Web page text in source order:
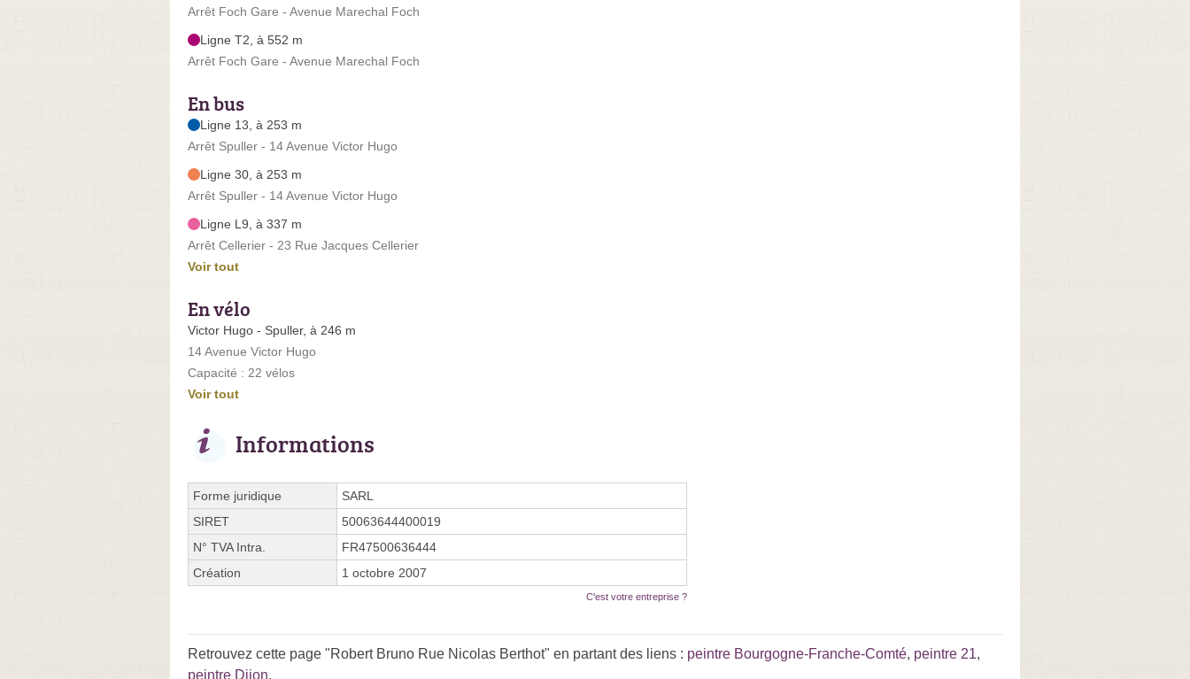
Arrêt Foch Gare - Avenue Marechal Foch
Ligne T2, à 552 m
Arrêt Foch Gare - Avenue Marechal Foch
En bus
Ligne 13, à 253 m
Arrêt Spuller - 14 Avenue Victor Hugo
Ligne 30, à 253 m
Arrêt Spuller - 14 Avenue Victor Hugo
Ligne L9, à 337 m
Arrêt Cellerier - 23 Rue Jacques Cellerier
Voir tout
En vélo
Victor Hugo - Spuller, à 246 m
14 Avenue Victor Hugo
Capacité : 22 vélos
Voir tout
Informations
Forme juridique
SARL
SIRET
50063644400019
N° TVA Intra.
FR47500636444
Création
1 octobre 2007
C'est votre entreprise ?
Retrouvez cette page "Robert Bruno Rue Nicolas Berthot" en partant des liens : peintre Bourgogne-Franche-Comté, peintre 21,
peintre Dijon.